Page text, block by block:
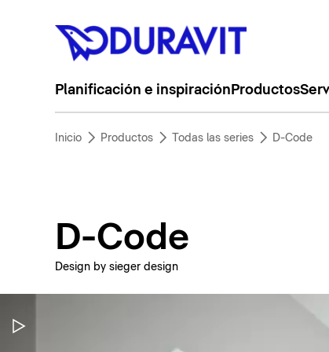
Planificación e inspiración Productos
Inicio Productos Todas las series D-Code
D-Code
Design by sieger design
Pausar vídeo